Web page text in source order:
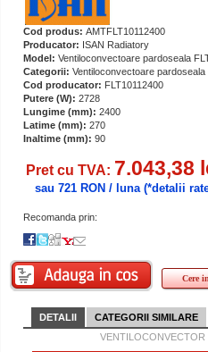
Cod produs: AMTFLT10112400
Producator: ISAN Radiatory
Model: Ventiloconvectoare pardoseala
Categorii: Ventiloconvectoare
Cod producator: FLT10112400
Putere (W): 2728
Lungime (mm): 2400
Latime (mm): 270
Inaltime (mm): 90
Pret cu TVA: 7.043,38
sau 721 RON / luna (*detalii
Recomanda prin:
Cere
DETALII
CATEGORII SIMILARE
VENTILOCONVECTOR